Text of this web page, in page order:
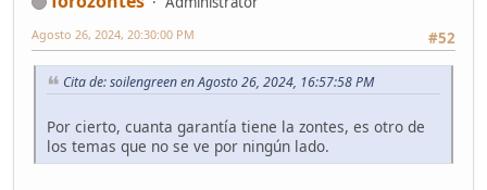
#52
Agosto 26, 2024, 20:30:00 PM
Cita de: soilengreen en Agosto 26, 2024, 16:57:58 PM
Por cierto, cuanta garantía tiene la zontes, es otro de
los temas que no se ve por ningún lado.